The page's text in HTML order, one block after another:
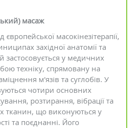
масаж
масокінезітерапії,
західної анатомії та
застосовується у медичних
техніку, спрямовану на
м'язів та суглобів. У
чотири основних
розтирання, вібрації та
тканин, що виконуються у
та поєднанні. Його